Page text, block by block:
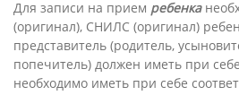
Для записи на прием ребенка
(оригинал), СНИЛС (оригинал)
представитель (родитель,
попечитель) должен иметь при
необходимо иметь при себе